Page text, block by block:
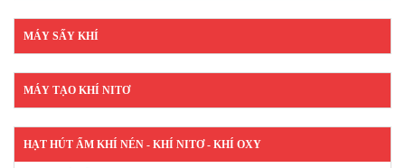
MÁY SẤY KHÍ
MÁY TẠO KHÍ NITƠ
HẠT HÚT ẨM KHÍ NÉN - KHÍ NITƠ - KHÍ OXY